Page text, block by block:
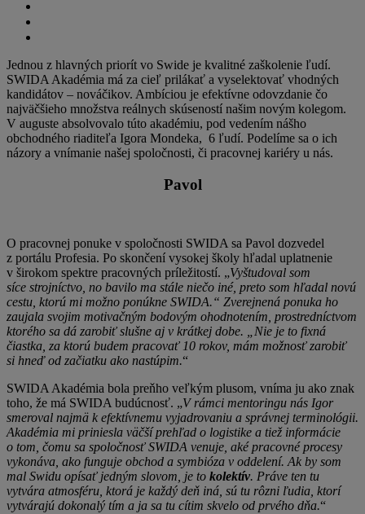
Jednou z hlavných priorít vo Swide je kvalitné zaškolenie ľudí.
SWIDA Akadémia má za cieľ prilákať a vyselektovať vhodných
kandidátov – nováčikov. Ambíciou je efektívne odovzdanie čo
najväčšieho množstva reálnych skúseností našim novým kolegom.
V auguste absolvovalo túto akadémiu, pod vedením nášho
obchodného riaditeľa Igora Mondeka, 6 ľudí. Podelíme sa o ich
názory a vnímanie našej spoločnosti, či pracovnej kariéry u nás.
Pavol
O pracovnej ponuke v spoločnosti SWIDA sa Pavol dozvedel
z portálu Profesia. Po skončení vysokej školy hľadal uplatnenie
v širokom spektre pracovných príležitostí. „Vyštudoval som
síce strojníctvo, no bavilo ma stále niečo iné, preto som hľadal novú
cestu, ktorú mi možno ponúkne SWIDA.“ Zverejnená ponuka ho
zaujala svojim motivačným bodovým ohodnotením, prostredníctvom
ktorého sa dá zarobiť slušne aj v krátkej dobe. „Nie je to fixná
čiastka, za ktorú budem pracovať 10 rokov, mám možnosť zarobiť
si hneď od začiatku ako nastúpim.“
SWIDA Akadémia bola preňho veľkým plusom, vníma ju ako znak
toho, že má SWIDA budúcnosť. „V rámci mentoringu nás Igor
smeroval najmä k efektívnemu vyjadrovaniu a správnej terminológii.
Akadémia mi priniesla väčší prehľad o logistike a tiež informácie
o tom, čomu sa spoločnosť SWIDA venuje, aké pracovné procesy
vykonáva, ako funguje obchod a symbióza v oddelení. Ak by som
mal Swidu opísať jedným slovom, je to kolektív. Práve ten tu
vytvára atmosféru, ktorá je každý deň iná, sú tu rôzni ľudia, ktorí
vytvárajú dokonalý tím a ja sa tu cítim skvelo od prvého dňa.“